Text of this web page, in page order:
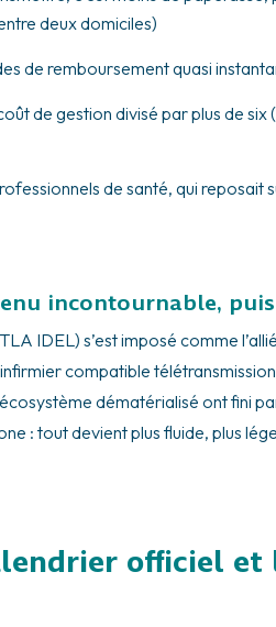
deux domiciles)
de remboursement quasi
de gestion divisé par plus de
de santé, qui reposait
incontournable,
IDEL) s’est imposé comme
compatible
dématérialisé ont fini
: tout devient plus fluide, plus
officiel